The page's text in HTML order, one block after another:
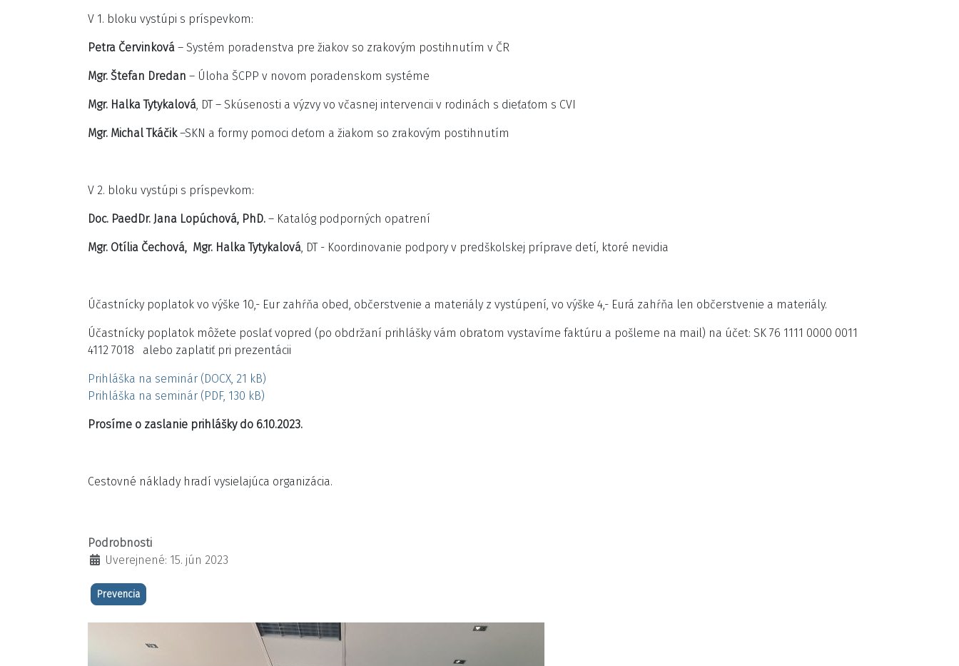
V 1. bloku vystúpi s príspevkom:
Petra Červinková – Systém poradenstva pre žiakov so zrakovým postihnutím v ČR
Mgr. Štefan Dredan – Úloha ŠCPP v novom poradenskom systéme
Mgr. Halka Tytykalová, DT – Skúsenosti a výzvy vo včasnej intervencii v rodinách s dieťaťom s CVI
Mgr. Michal Tkáčik–SKN a formy pomoci deťom a žiakom so zrakovým postihnutím
V 2. bloku vystúpi s príspevkom:
Doc. PaedDr. Jana Lopúchová, PhD. – Katalóg podporných opatrení
Mgr. Otília Čechová, Mgr. Halka Tytykalová, DT - Koordinovanie podpory v predškolskej príprave detí, ktoré nevidia
Účastnícky poplatok vo výške 10,- Eur zahŕňa obed, občerstvenie a materiály z vystúpení, vo výške 4,- Eurá zahŕňa len občerstvenie a materiály.
Účastnícky poplatok môžete poslať vopred (po obdržaní prihlášky vám obratom vystavíme faktúru a pošleme na mail) na účet: SK 76 1111 0000 0011
4112 7018 alebo zaplatiť pri prezentácii
Prihláška na seminár (DOCX, 21 kB)
Prihláška na seminár (PDF, 130 kB)
Prosíme o zaslanie prihlášky do 6.10.2023.
Cestovné náklady hradí vysielajúca organizácia.
Podrobnosti
Uverejnené: 15. jún 2023
Prevencia